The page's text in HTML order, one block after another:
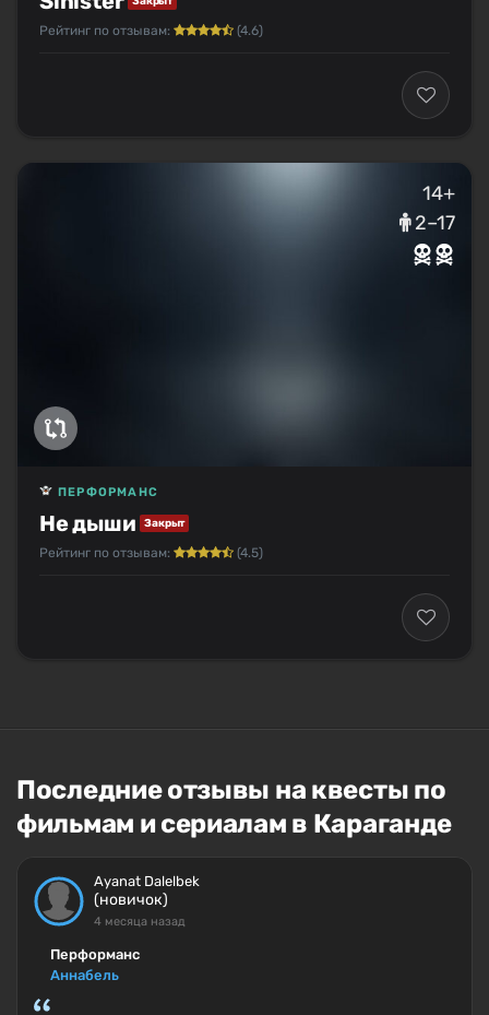
Рейтинг по отзывам: (4.6)
14+
2–17
Не дыши Закрыт
ПЕРФОРМАНС
Рейтинг по отзывам: (4.5)
Последние отзывы на квесты по
фильмам и сериалам в Караганде
Ayanat Dalelbek
(новичок)
4 месяца назад
Перформанс
Аннабель